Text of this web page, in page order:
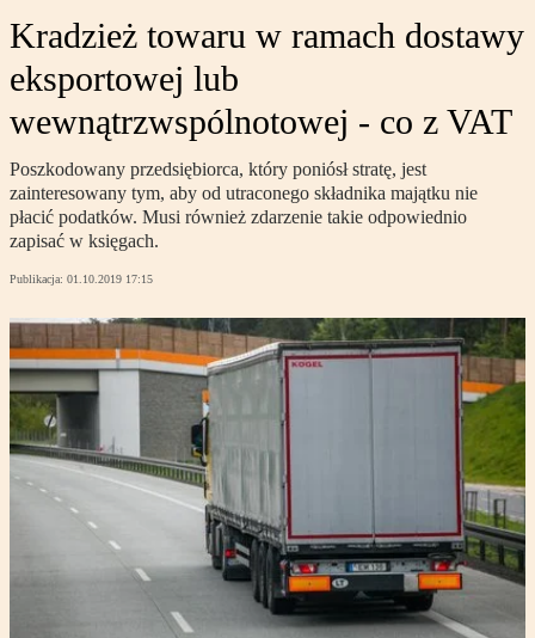
Kradzież towaru w ramach dostawy
eksportowej lub
wewnątrzwspólnotowej - co z VAT
Poszkodowany przedsiębiorca, który poniósł stratę, jest
zainteresowany tym, aby od utraconego składnika majątku nie
płacić podatków. Musi również zdarzenie takie odpowiednio
zapisać w księgach.
Publikacja: 01.10.2019 17:15